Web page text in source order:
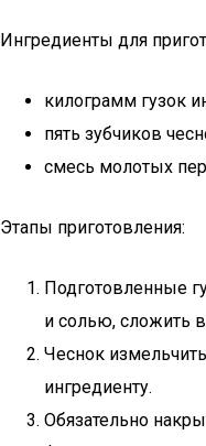
Ингредиенты для
килограмм гузок
пять зубчиков
смесь молотых
Этапы приготовления:
Подготовленные
и солью, сложить
Чеснок
ингредиенту.
Обязательно